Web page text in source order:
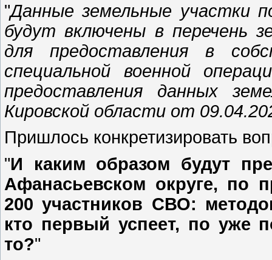
"Данные земельные участки
будут включены в перечень
для предоставления в
специальной военной
предоставления данных
Кировской области от
Пришлось конкретизировать
"И каким образом будут
Афанасьевском округе, по
200 участников СВО:
кто первый успеет, по уже
то?"